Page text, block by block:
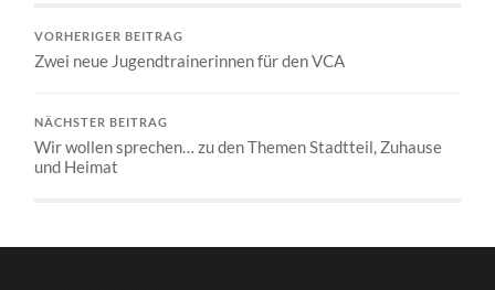
VORHERIGER BEITRAG
Zwei neue Jugendtrainerinnen für den VCA
NÄCHSTER BEITRAG
Wir wollen sprechen… zu den Themen Stadtteil, Zuhause
und Heimat